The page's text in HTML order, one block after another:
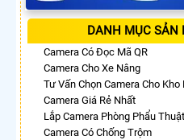
DANH MỤC SẢN
Camera Có Đọc Mã QR
Camera Cho Xe Nâng
Tư Vấn Chọn Camera Cho
Camera Giá Rẻ Nhất
Lắp Camera Phòng Phẩu Thuật
Camera Có Chống Trộm